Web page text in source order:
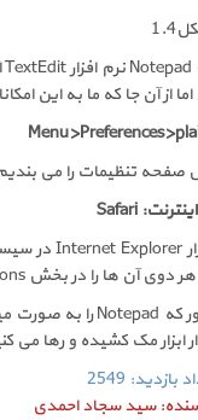
Notepadنرم افزارTextEdit
از آن جا که ما به این
تنظیمات را می
Safari
Internet Explorerدر
هر دوی آن ها را در بخش
که Notepadرا به صورت
ابزار مک کشیده و رها می
بازدید: 2549
سید سجاد احمدی